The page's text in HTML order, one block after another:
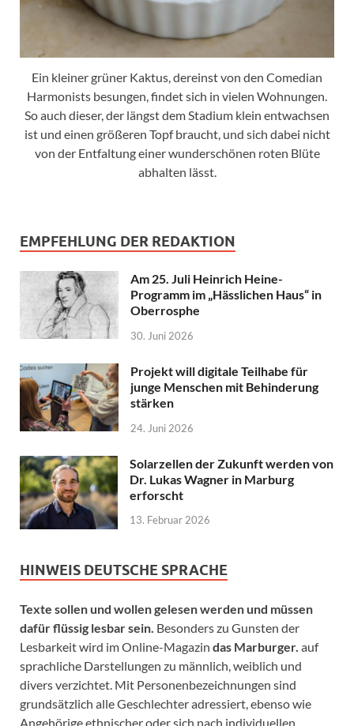
Ein kleiner grüner Kaktus, dereinst von den Comedian
Harmonists besungen, findet sich in vielen Wohnungen.
So auch dieser, der längst dem Stadium klein entwachsen
ist und einen größeren Topf braucht, und sich dabei nicht
von der Entfaltung einer wunderschönen roten Blüte
abhalten lässt.
EMPFEHLUNG DER REDAKTION
Am 25. Juli Heinrich Heine-
Programm im „Hässlichen Haus“ in
Oberrosphe
30. Juni 2026
Projekt will digitale Teilhabe für
junge Menschen mit Behinderung
stärken
24. Juni 2026
Solarzellen der Zukunft werden von
Dr. Lukas Wagner in Marburg
erforscht
13. Februar 2026
HINWEIS DEUTSCHE SPRACHE
Texte sollen und wollen gelesen werden und müssen
dafür flüssig lesbar sein. Besonders zu Gunsten der
Lesbarkeit wird im Online-Magazin das Marburger. auf
sprachliche Darstellungen zu männlich, weiblich und
divers verzichtet. Mit Personenbezeichnungen sind
grundsätzlich alle Geschlechter adressiert, ebenso wie
Angehörige ethnischer oder sich nach individuellen